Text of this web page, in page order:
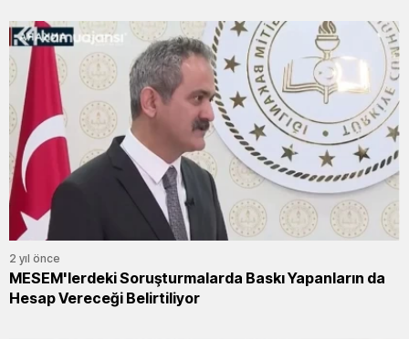
2 yıl önce
MESEM'lerdeki Soruşturmalarda Baskı Yapanların da
Hesap Vereceği Belirtiliyor